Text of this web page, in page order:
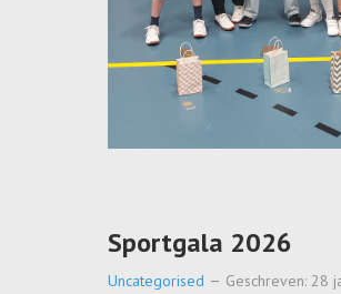
Sportgala 2026
Uncategorised Geschreven: 28